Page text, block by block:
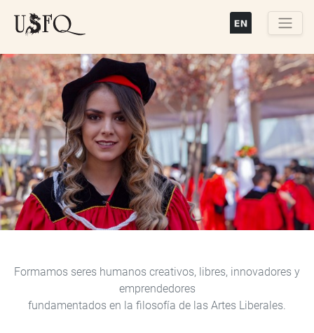
principal
Previous Next
Formamos seres humanos creativos, libres, innovadores y
emprendedores
fundamentados en la filosofía de las Artes Liberales.